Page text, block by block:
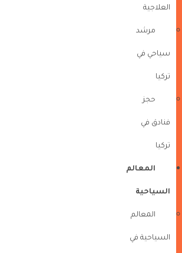
العلاجية
مرشد
سياحي في
تركيا
حجز
فنادق في
تركيا
المعالم
السياحية
المعالم
السياحية في